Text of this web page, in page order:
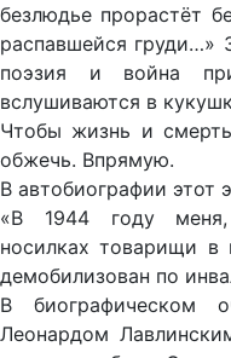
безлюдье прорастёт
распавшейся груди…»
поэзия и война
вслушиваются в
Чтобы жизнь и
обжечь. Впрямую.
В автобиографии этот
«В 1944 году
носилках товарищи в
демобилизован по
В биографическом
Леонардом